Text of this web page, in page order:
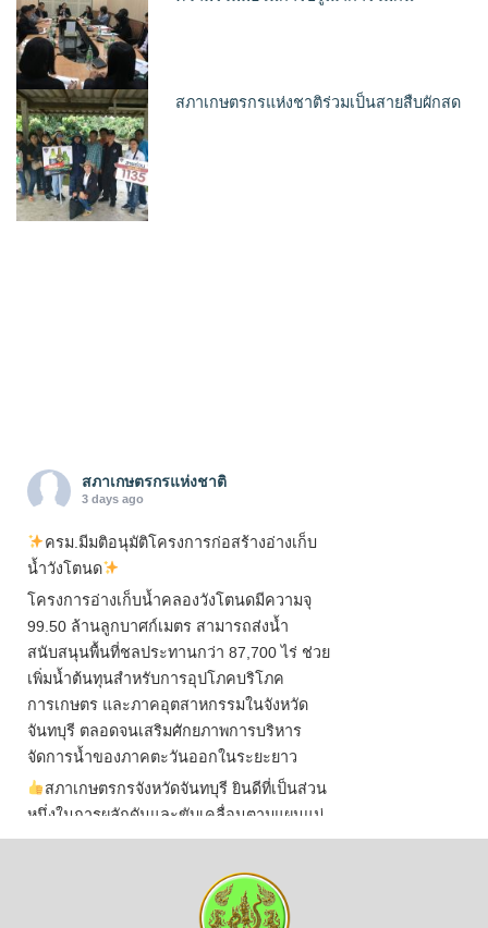
สภาเกษตรกรแห่งชาติร่วมเป็นสายสืบผักสด
สภาเกษตรกรแห่งชาติ
3 days ago
ครม.มีมติอนุมัติโครงการก่อสร้างอ่างเก็บ
น้ำวังโตนด
โครงการอ่างเก็บน้ำคลองวังโตนดมีความจุ
99.50 ล้านลูกบาศก์เมตร สามารถส่งน้ำ
สนับสนุนพื้นที่ชลประทานกว่า 87,700 ไร่ ช่วย
เพิ่มน้ำต้นทุนสำหรับการอุปโภคบริโภค
การเกษตร และภาคอุตสาหกรรมในจังหวัด
จันทบุรี ตลอดจนเสริมศักยภาพการบริหาร
จัดการน้ำของภาคตะวันออกในระยะยาว
สภาเกษตรกรจังหวัดจันทบุรี ยินดีที่เป็นส่วน
หนึ่งในการผลักดันและขับเคลื่อนตามแผนแม่
บทเพื่อพั ...See More
ไม่สามารถดูเนื้อหานี้ได้ในขณะนี้